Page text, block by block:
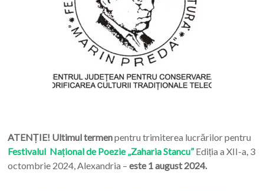
ATENȚIE! Ultimul termenpentru trimiterea lucrărilor pentru
Festivalul Național de Poezie „Zaharia Stancu”Ediția a XII-a, 3
octombrie 2024, Alexandria – este 1 august 2024.